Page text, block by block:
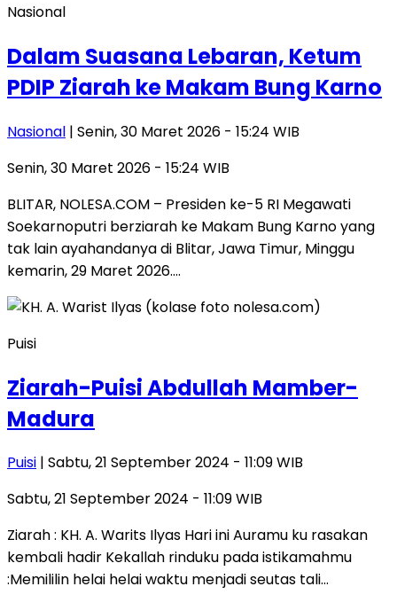
Nasional
Dalam Suasana Lebaran, Ketum
PDIP Ziarah ke Makam Bung Karno
Nasional | Senin, 30 Maret 2026 - 15:24 WIB
Senin, 30 Maret 2026 - 15:24 WIB
BLITAR, NOLESA.COM – Presiden ke-5 RI Megawati
Soekarnoputri berziarah ke Makam Bung Karno yang
tak lain ayahandanya di Blitar, Jawa Timur, Minggu
kemarin, 29 Maret 2026….
Puisi
Ziarah-Puisi Abdullah Mamber-
Madura
Puisi | Sabtu, 21 September 2024 - 11:09 WIB
Sabtu, 21 September 2024 - 11:09 WIB
Ziarah : KH. A. Warits Ilyas Hari ini Auramu ku rasakan
kembali hadir Kekallah rinduku pada istikamahmu
:Memililin helai helai waktu menjadi seutas tali…